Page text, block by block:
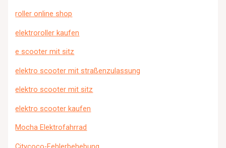
roller online shop
elektroroller kaufen
e scooter mit sitz
elektro scooter mit straßenzulassung
elektro scooter mit sitz
elektro scooter kaufen
Mocha Elektrofahrrad